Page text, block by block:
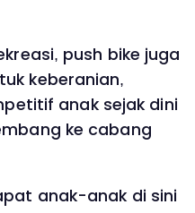
push bike juga
keberanian,
anak sejak dini
ke cabang
anak-anak di sini